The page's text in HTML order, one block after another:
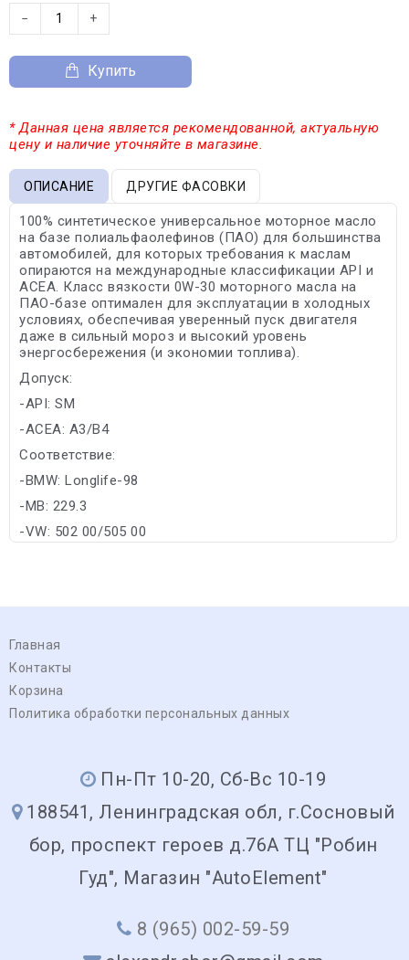
− +
Купить
* Данная цена является рекомендованной, актуальную
цену и наличие уточняйте в магазине.
ОПИСАНИЕ ДРУГИЕ ФАСОВКИ
100% синтетическое универсальное моторное масло
на базе полиальфаолефинов (ПАО) для большинства
автомобилей, для которых требования к маслам
опираются на международные классификации API и
ACEA. Класс вязкости 0W-30 моторного масла на
ПАО-базе оптимален для эксплуатации в холодных
условиях, обеспечивая уверенный пуск двигателя
даже в сильный мороз и высокий уровень
энергосбережения (и экономии топлива).
Допуск:
-API: SM
-ACEA: A3/B4
Соответствие:
-BMW: Longlife-98
-MB: 229.3
-VW: 502 00/505 00
Главная
Контакты
Корзина
Политика обработки персональных данных
Пн-Пт 10-20, Сб-Вс 10-19
188541, Ленинградская обл, г.Сосновый
бор, проспект героев д.76А ТЦ "Робин
Гуд", Магазин "AutoElement"
8 (965) 002-59-59